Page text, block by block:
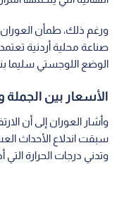
صناعة محلية أردنية
الوضع اللوجستي سليما
الأسعار بين الجملة
وأشار العوران إلى أن
سبقت اندلاع الأحداث
وتدني درجات الحرارة